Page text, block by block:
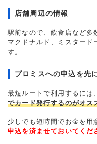
店舗周辺の情報
駅前なので、飲食店など多
マクドナルド、ミスタード
す。
プロミスへの申込を先
最短ルートで利用するには、
でカード発行するのがオス
少しでも短時間でお金を用
申込を済ませておいてくだ